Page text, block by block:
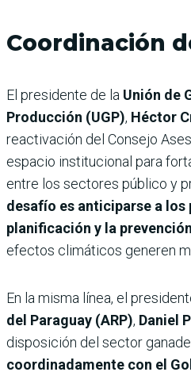
Coordinación
El presidente de la Unión de
Producción (UGP), Héctor
reactivación del Consejo
espacio institucional para
entre los sectores público y
desafío es anticiparse a
planificación y la
efectos climáticos generen
En la misma línea, el
del Paraguay (ARP), Daniel
disposición del sector
coordinadamente con el